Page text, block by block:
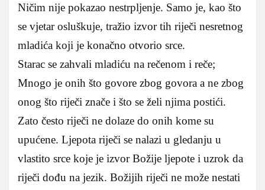
Ničim nije pokazao nestrpljenje. Samo je, kao što
se vjetar osluškuje, tražio izvor tih riječi nesretnog
mladića koji je konačno otvorio srce.
Starac se zahvali mladiću na rečenom i reče;
Mnogo je onih što govore zbog govora a ne zbog
onog što riječi znače i što se želi njima postići.
Zato često riječi ne dolaze do onih kome su
upućene. Ljepota riječi se nalazi u gledanju u
vlastito srce koje je izvor Božije ljepote i uzrok da
riječi dođu na jezik. Božijih riječi ne može nestati